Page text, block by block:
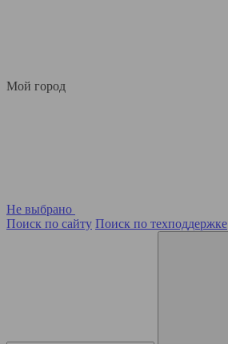
Мой город
Не выбрано
Поиск по сайту Поиск по техподдержке